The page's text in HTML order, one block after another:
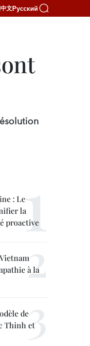
中文Русский
: Le
la
proactive
à la
de
Thinh et